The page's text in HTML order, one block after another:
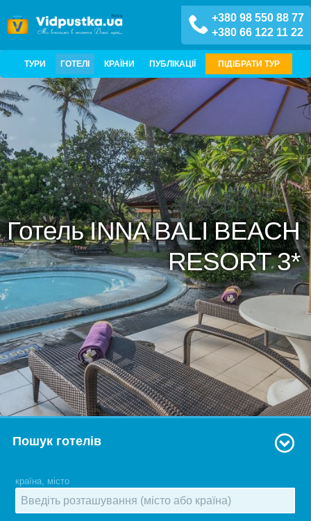
+380 98 550 88 77
+380 66 122 11 22
ТУРИ ГОТЕЛІ КРАЇНИ ПУБЛІКАЦІЇ ПІДІБРАТИ ТУР
Готель INNA BALI BEACH
RESORT 3*
Пошук готелів
країна, місто